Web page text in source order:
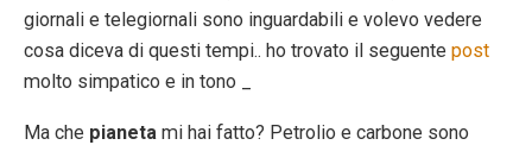
giornali e telegiornali sono inguardabili e volevo vedere
cosa diceva di questi tempi.. ho trovato il seguente post
molto simpatico e in tono _
Ma che pianeta mi hai fatto? Petrolio e carbone sono